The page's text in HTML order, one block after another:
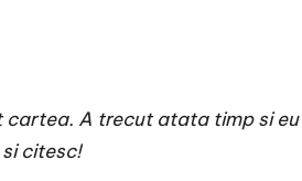
A trecut atata timp si
citesc!